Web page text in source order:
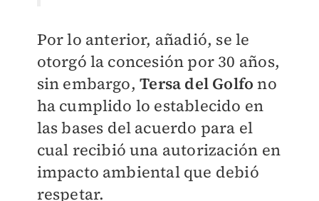
Por lo anterior, añadió, se le
otorgó la concesión por 30 años,
sin embargo,Tersa del Golfo no
ha cumplido lo establecido en
las bases del acuerdo para el
cual recibió una autorización en
impacto ambiental que debió
respetar.